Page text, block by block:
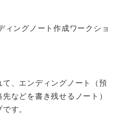
ングノート作成ワークショ
、エンディングノート（預
などを書き残せるノート）
す。